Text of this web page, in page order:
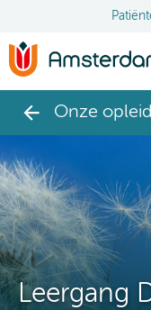
Onze
Leergang